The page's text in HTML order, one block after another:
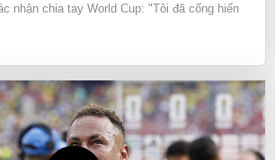
nhận chia tay World Cup: "Tôi đã cống hiến